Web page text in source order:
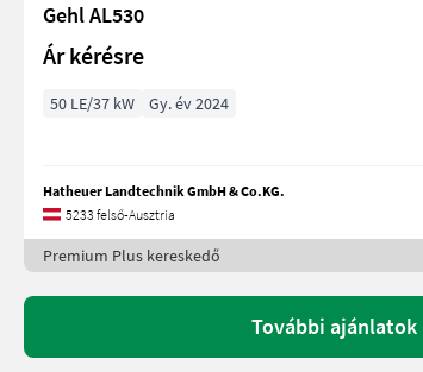
Gehl AL530
Ár kérésre
50 LE/37 kW Gy. év 2024
Hatheuer Landtechnik GmbH & Co.KG.
5233 felső-Ausztria
Premium Plus kereskedő
További ajánlatok